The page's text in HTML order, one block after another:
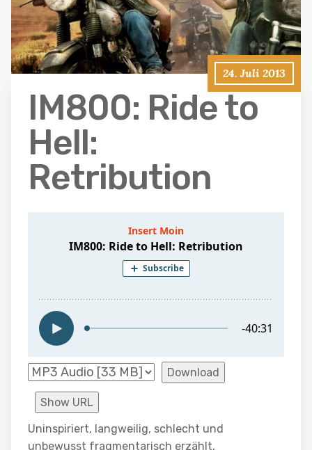
24. Juli 2013
IM800: Ride to
Hell:
Retribution
Download
Show URL
Uninspiriert, langweilig, schlecht und
unbewusst fragmentarisch erzählt,